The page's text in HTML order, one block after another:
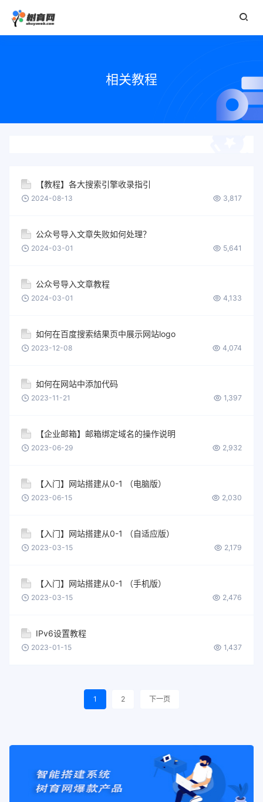
相关教程
【教程】各大搜索引擎收录指引
2024-08-13 3,817
公众号导入文章失败如何处理？
2024-03-01 5,641
公众号导入文章教程
2024-03-01 4,133
如何在百度搜索结果页中展示网站logo
2023-12-08 4,074
如何在网站中添加代码
2023-11-21 1,397
【企业邮箱】邮箱绑定域名的操作说明
2023-06-29 2,932
【入门】网站搭建从0-1 （电脑版）
2023-06-15 2,030
【入门】网站搭建从0-1 （自适应版）
2023-03-15 2,179
【入门】网站搭建从0-1 （手机版）
2023-03-15 2,476
IPv6设置教程
2023-01-15 1,437
1 2 下一页